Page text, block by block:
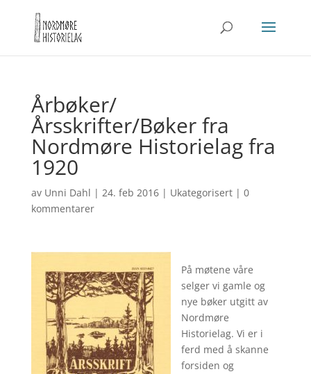
Årbøker/
Årsskrifter/Bøker fra
Nordmøre Historielag fra
1920
av Unni Dahl | 24. feb 2016| Ukategorisert| 0
kommentarer
På møtene våre
selger vi gamle og
nye bøker utgitt av
Nordmøre
Historielag. Vi er i
ferd med å skanne
forsiden og